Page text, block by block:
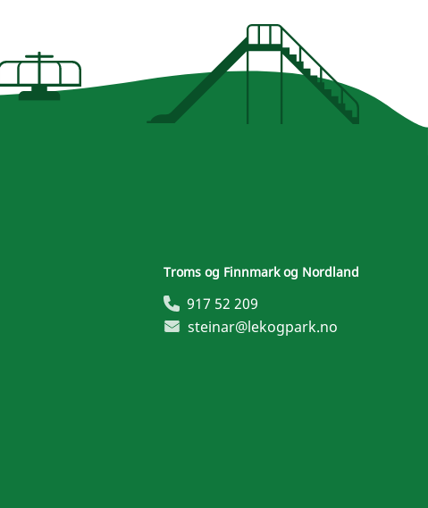
Troms og Finnmark og Nordland
917 52 209
steinar@lekogpark.no